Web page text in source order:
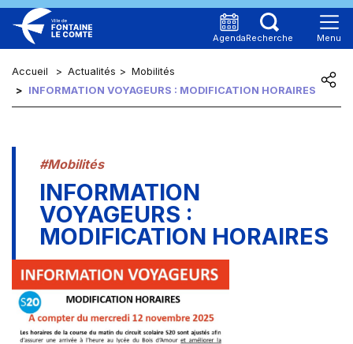
Panneau de gestion des cookies
AgendaRecherche Menu
MA VILLE
MES DÉMARCHES
CARTE D'IDENTITÉ & PASSEPORT
ACTES D'ÉTAT CIVIL
Accueil Actualités
Mobilités
INFORMATION VOYAGEURS : MODIFICATION HORAIRES
Catégorie :
#Mobilités
INFORMATION
VOYAGEURS :
MODIFICATION HORAIRES